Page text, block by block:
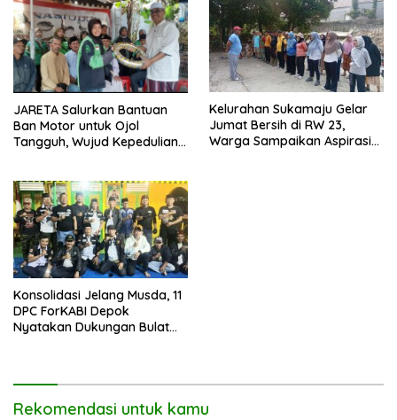
JARETA Salurkan Bantuan
Ban Motor untuk Ojol
Tangguh, Wujud Kepedulian
Kelurahan Sukamaju Gelar
Jumat Bersih di RW 23,
Warga Sampaikan Aspirasi
Konsolidasi Jelang Musda, 11
DPC ForKABI Depok
Nyatakan Dukungan Bulat
Rekomendasi untuk kamu